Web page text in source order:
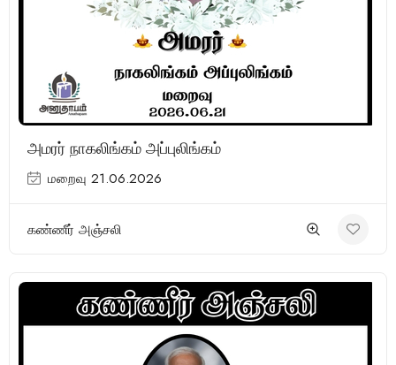
அமரர் நாகலிங்கம் அப்புலிங்கம்
மறைவு 21.06.2026
கண்ணீர் அஞ்சலி